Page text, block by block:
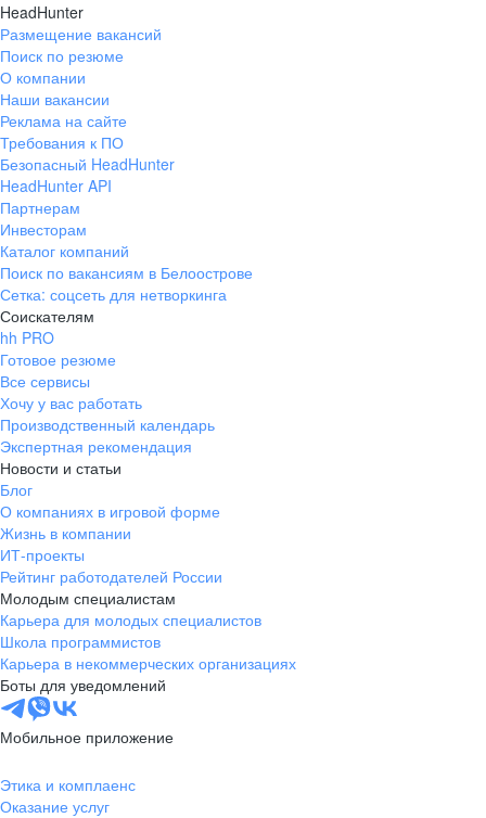
HeadHunter
Размещение вакансий
Поиск по резюме
О компании
Наши вакансии
Реклама на сайте
Требования к ПО
Безопасный HeadHunter
HeadHunter API
Партнерам
Инвесторам
Каталог компаний
Поиск по вакансиям в Белоострове
Сетка: соцсеть для нетворкинга
Соискателям
hh PRO
Готовое резюме
Все сервисы
Хочу у вас работать
Производственный календарь
Экспертная рекомендация
Новости и статьи
Блог
О компаниях в игровой форме
Жизнь в компании
ИТ-проекты
Рейтинг работодателей России
Молодым специалистам
Карьера для молодых специалистов
Школа программистов
Карьера в некоммерческих организациях
Боты для уведомлений
Мобильное приложение
Этика и комплаенс
Оказание услуг